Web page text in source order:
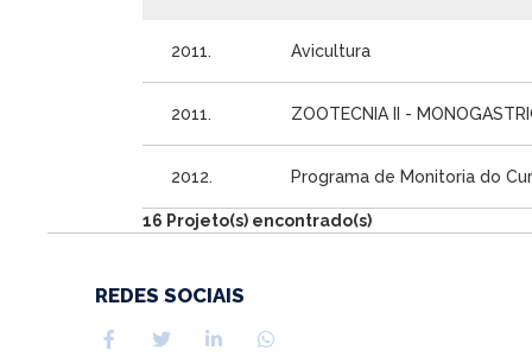
2011. Avicultura
2011. ZOOTECNIA II -
2012. Programa de Monitoria do
16 Projeto(s) encontrado(s)
REDES SOCIAIS